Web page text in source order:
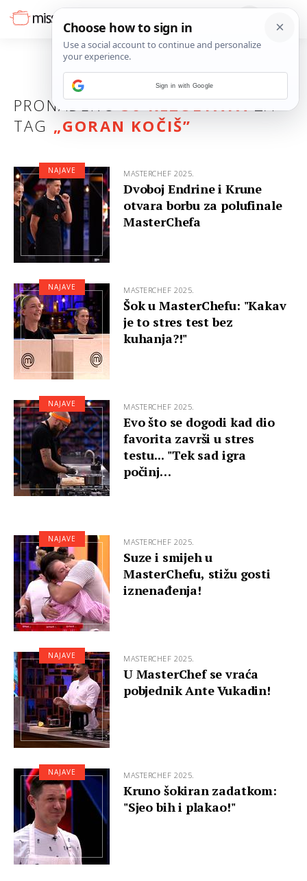
PRONAĐENO30 REZULTATAZA
TAG „GORAN KOČIŠ”
MASTERCHEF 2025.
Dvoboj Endrine i Krune
otvara borbu za polufinale
MasterChefa
NAJAVE
MASTERCHEF 2025.
Šok u MasterChefu: "Kakav
je to stres test bez
kuhanja?!"
NAJAVE
MASTERCHEF 2025.
Evo što se dogodi kad dio
favorita završi u stres
testu... "Tek sad igra
počinj…
NAJAVE
MASTERCHEF 2025.
Suze i smijeh u
MasterChefu, stižu gosti
iznenađenja!
NAJAVE
MASTERCHEF 2025.
U MasterChef se vraća
pobjednik Ante Vukadin!
NAJAVE
MASTERCHEF 2025.
Kruno šokiran zadatkom:
"Sjeo bih i plakao!"
NAJAVE
Sign in with Google